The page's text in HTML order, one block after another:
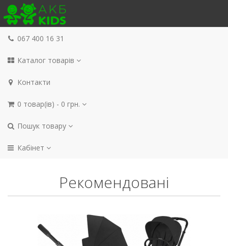
067 400 16 31
Каталог товарів
Контакти
0 товар(ів) - 0 грн.
Пошук товару
Кабінет
Рекомендовані